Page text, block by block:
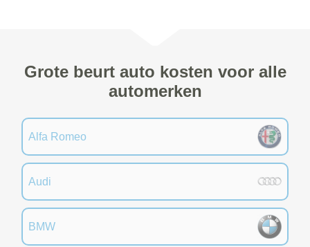
Grote beurt auto kosten voor alle
automerken
Alfa Romeo
Audi
BMW